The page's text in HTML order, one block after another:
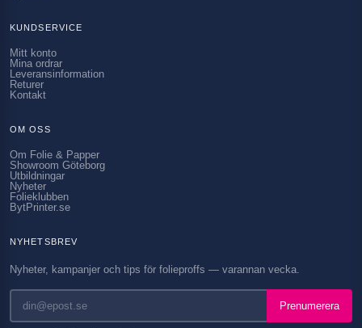
KUNDSERVICE
Mitt konto
Mina ordrar
Leveransinformation
Returer
Kontakt
OM OSS
Om Folie & Papper
Showroom Göteborg
Utbildningar
Nyheter
Folieklubben
BytPrinter.se
NYHETSBREV
Nyheter, kampanjer och tips för folieproffs — varannan vecka.
Prenumerera